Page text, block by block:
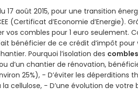
août 2015, pour une transition
(Certificat d’Economie d’Energie).
vos combles pour 1 euro seulement.
bénéficier de ce crédit d’impôt pour
Pourquoi l’isolation des
d’un chantier de rénovation,
25%), - D’éviter les déperditions
cellulose, - D’une évolution de